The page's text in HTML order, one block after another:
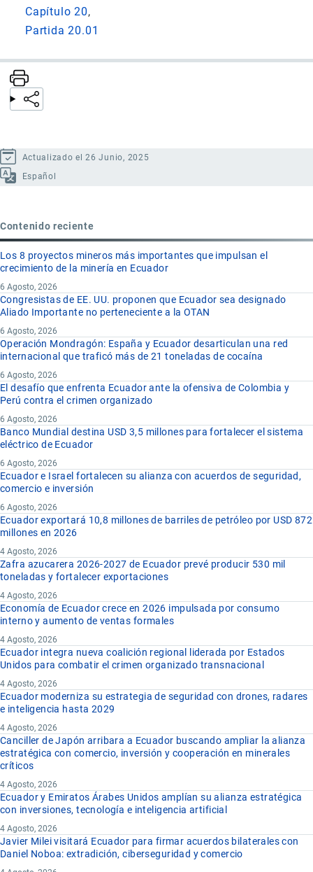
Capítulo 20
Partida 20.01
Actualizado el 26 Junio, 2025
Español
Contenido reciente
Los 8 proyectos mineros más importantes que impulsan el
crecimiento de la minería en Ecuador
6 Agosto, 2026
Congresistas de EE. UU. proponen que Ecuador sea designado
Aliado Importante no perteneciente a la OTAN
6 Agosto, 2026
Operación Mondragón: España y Ecuador desarticulan una red
internacional que traficó más de 21 toneladas de cocaína
6 Agosto, 2026
El desafío que enfrenta Ecuador ante la ofensiva de Colombia y
Perú contra el crimen organizado
6 Agosto, 2026
Banco Mundial destina USD 3,5 millones para fortalecer el sistema
eléctrico de Ecuador
6 Agosto, 2026
Ecuador e Israel fortalecen su alianza con acuerdos de seguridad,
comercio e inversión
6 Agosto, 2026
Ecuador exportará 10,8 millones de barriles de petróleo por USD 872
millones en 2026
4 Agosto, 2026
Zafra azucarera 2026-2027 de Ecuador prevé producir 530 mil
toneladas y fortalecer exportaciones
4 Agosto, 2026
Economía de Ecuador crece en 2026 impulsada por consumo
interno y aumento de ventas formales
4 Agosto, 2026
Ecuador integra nueva coalición regional liderada por Estados
Unidos para combatir el crimen organizado transnacional
4 Agosto, 2026
Ecuador moderniza su estrategia de seguridad con drones, radares
e inteligencia hasta 2029
4 Agosto, 2026
Canciller de Japón arribara a Ecuador buscando ampliar la alianza
estratégica con comercio, inversión y cooperación en minerales
críticos
4 Agosto, 2026
Ecuador y Emiratos Árabes Unidos amplían su alianza estratégica
con inversiones, tecnología e inteligencia artificial
4 Agosto, 2026
Javier Milei visitará Ecuador para firmar acuerdos bilaterales con
Daniel Noboa: extradición, ciberseguridad y comercio